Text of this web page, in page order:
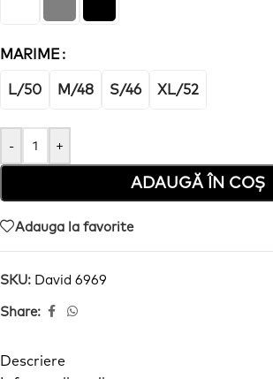
MARIME
L/50 M/48 S/46 XL/52
- +
ADAUGĂ ÎN COȘ
Adauga la favorite
SKU: David 6969
Share:
Descriere